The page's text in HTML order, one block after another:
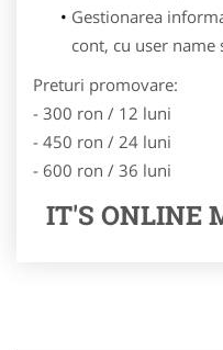
Gestionarea
cont, cu user name
Preturi promovare:
- 300 ron / 12 luni
- 450 ron / 24 luni
- 600 ron / 36 luni
IT'S ONLINE